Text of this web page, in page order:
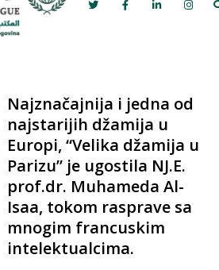
Najznačajnija i jedna od
najstarijih džamija u
Europi, “Velika džamija u
Parizu” je ugostila NJ.E.
prof.dr. Muhameda Al-
Isaa, tokom rasprave sa
mnogim francuskim
intelektualcima.